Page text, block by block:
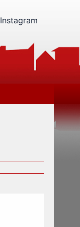
Instagram